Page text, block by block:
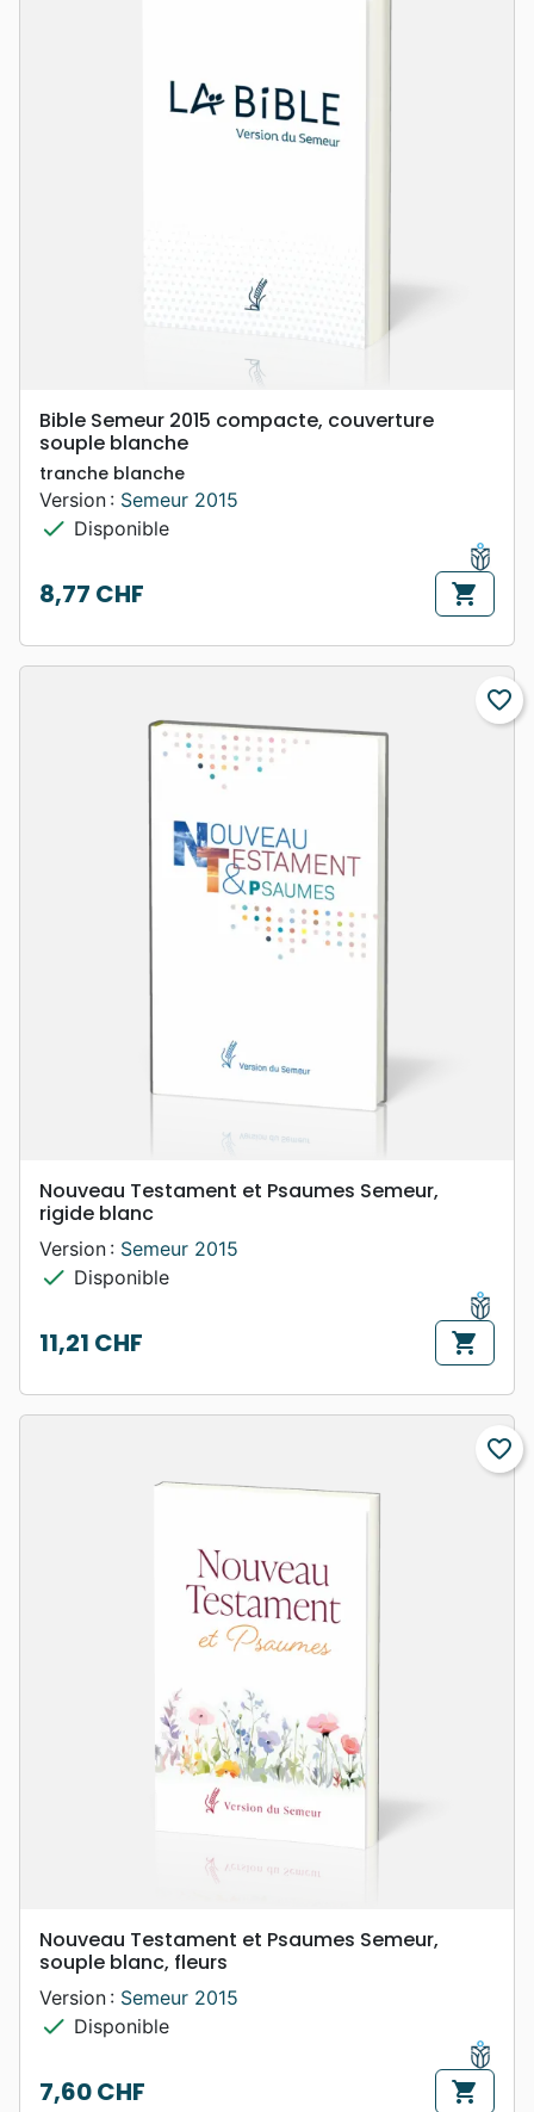
Bible Semeur 2015 compacte, couverture
souple blanche
tranche blanche
Version : Semeur 2015
check Disponible
Prix
8,77 CHF shopping_cart
favorite_border
Nouveau Testament et Psaumes Semeur,
rigide blanc
Version : Semeur 2015
check Disponible
Prix
11,21 CHF shopping_cart
favorite_border
Nouveau Testament et Psaumes Semeur,
souple blanc, fleurs
Version : Semeur 2015
check Disponible
Prix
7,60 CHF shopping_cart